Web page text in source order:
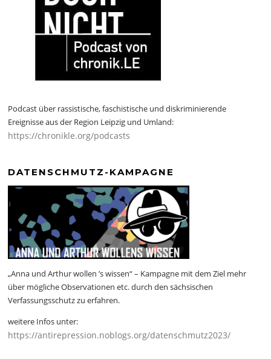
Podcast über rassistische, faschistische und diskriminierende
Ereignisse aus der Region Leipzig und Umland:
https://chronikle.org/podcasts
DATENSCHMUTZ-KAMPAGNE
„Anna und Arthur wollen ’s wissen“ – Kampagne mit dem Ziel mehr
über mögliche Observationen etc. durch den sächsischen
Verfassungsschutz zu erfahren.
weitere Infos unter:
https://antirepression.noblogs.org/datenschmutz2023/